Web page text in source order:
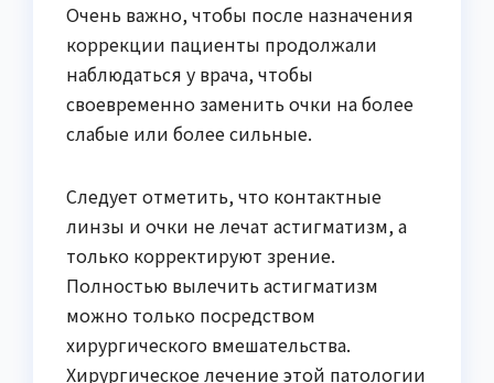
Очень важно, чтобы после назначения
коррекции пациенты продолжали
наблюдаться у врача, чтобы
своевременно заменить очки на более
слабые или более сильные.
Следует отметить, что контактные
линзы и очки не лечат астигматизм, а
только корректируют зрение.
Полностью вылечить астигматизм
можно только посредством
хирургического вмешательства.
Хирургическое лечение этой патологии